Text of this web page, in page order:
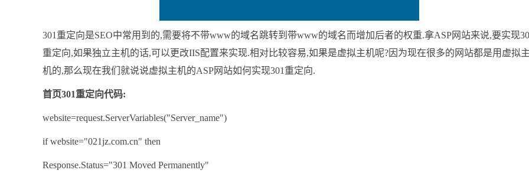
301重定向是SEO中常用到的,需要将不带www的域名跳转到带www的域名而增加后者的权重.拿ASP网站来说,要实现
重定向,如果独立主机的话,可以更改IIS配置来实现.相对比较容易,如果是虚拟主机呢?因为现在很多的网站都是用虚拟
机的,那么现在我们就说说虚拟主机的ASP网站如何实现301重定向.
首页301重定向代码:
website=request.ServerVariables("Server_name")
if website="021jz.com.cn" then
Response.Status="301 Moved Permanently"